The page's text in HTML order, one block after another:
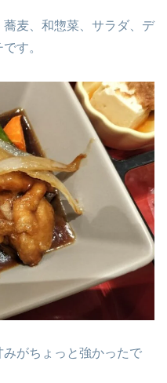
麦、和惣菜、サラダ、デ
す。
がちょっと強かったで